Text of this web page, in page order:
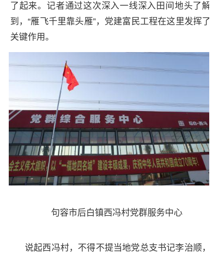
了起来。记者通过这次深入一线深入田间地头了解
到，“雁飞千里靠头雁”，党建富民工程在这里发挥了
关键作用。
句容市后白镇西冯村党群服务中心
说起西冯村，不得不提当地党总支书记李治顺，